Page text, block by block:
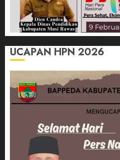
UCAPAN HPN 2026